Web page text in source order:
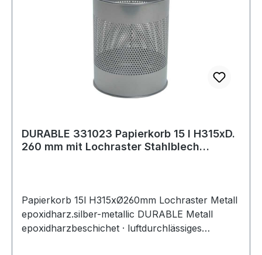
DURABLE 331023 Papierkorb 15 l H315xD.
260 mm mit Lochraster Stahlblech
Papierkorb 15l H315xØ260mm Lochraster Metall
epoxidharz.silber-metallic DURABLE Metall
epoxidharzbeschichet · luftdurchlässiges